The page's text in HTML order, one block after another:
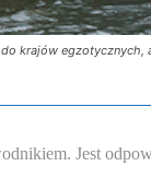
krajów
Jest